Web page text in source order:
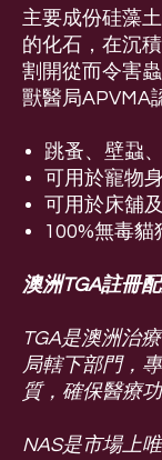
主要成份硅藻
的化石，在沉
割開從而令害
獸醫局APVMA
跳蚤、壁蝨
可用於寵物
可用於床舖
100%無毒貓
澳洲TGA註冊
TGA是澳洲治
局轄下部門，
質，確保醫療功
NAS是市場上